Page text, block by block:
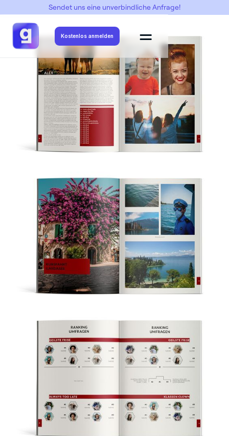
Sendet uns eine unverbindliche Anfrage!
Kostenlos anmelden
-> Neutral -> Neutral 06